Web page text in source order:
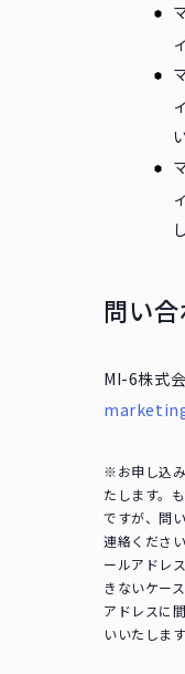
問い
MI-6株式
※お申し込
たします。
ですが、問
連絡くださ
ールアドレ
きないケー
アドレスに
いいたします